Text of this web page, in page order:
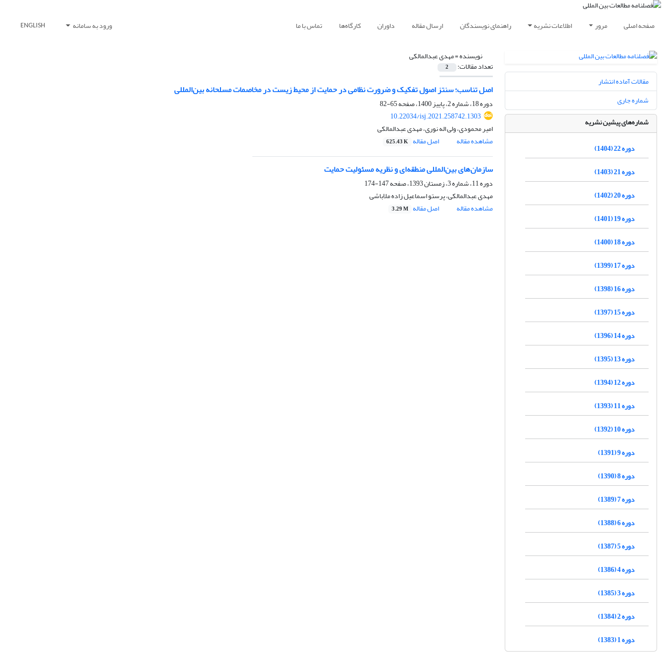
صفحه اصلی مرور اطلاعات نشریه راهنمای نویسندگان ارسال مقاله داوران کارگاه‌ها تماس با ما ورود به سامانه ENGLISH
نویسنده =مهدی عبدالمالکی
تعداد مقالات: 2
اصل تناسب؛ سنتز اصول تفکیک و ضرورت نظامی در حمایت از محیط زیست در مخاصمات مسلحانه بین‌المللی
دوره 18، شماره 2، پاییز 1400، صفحه
65-82
10.22034/isj.2021.258742.1303
امیر محمودی، ولی اله نوری، مهدی عبدالمالکی
مشاهده مقاله
اصل مقاله 625.43 K
سازمان‌های بین‌المللی منطقه‌ای و نظریه مسئولیت حمایت
دوره 11، شماره 3، زمستان 1393، صفحه
147-174
مهدی عبدالمالکی، پرستو اسماعیل زاده ملاباشی
مشاهده مقاله
اصل مقاله 3.29 M
مقالات آماده انتشار
شماره جاری
شماره‌های پیشین نشریه
دوره 22 (1404)
دوره 21 (1403)
دوره 20 (1402)
دوره 19 (1401)
دوره 18 (1400)
دوره 17 (1399)
دوره 16 (1398)
دوره 15 (1397)
دوره 14 (1396)
دوره 13 (1395)
دوره 12 (1394)
دوره 11 (1393)
دوره 10 (1392)
دوره 9 (1391)
دوره 8 (1390)
دوره 7 (1389)
دوره 6 (1388)
دوره 5 (1387)
دوره 4 (1386)
دوره 3 (1385)
دوره 2 (1384)
دوره 1 (1383)